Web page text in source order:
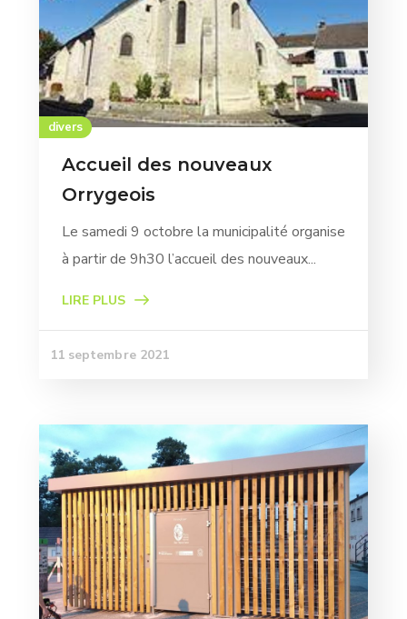
divers
Accueil des nouveaux
Orrygeois
Le samedi 9 octobre la municipalité organise
à partir de 9h30 l’accueil des nouveaux...
LIRE PLUS
11 septembre 2021